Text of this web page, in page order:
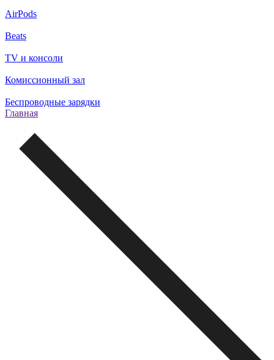
AirPods
Beats
TV и консоли
Комиссионный зал
Беспроводные зарядки
Главная